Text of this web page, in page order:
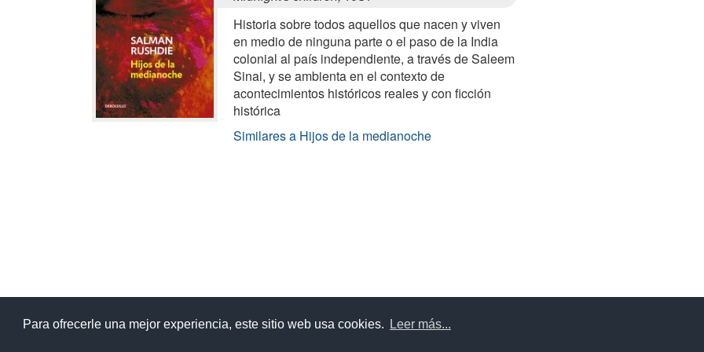
Para ofrecerle una mejor experiencia, este sitio web usa cookies. Leer más...
Historia sobre todos aquellos que nacen y viven
en medio de ninguna parte o el paso de la India
colonial al país independiente, a través de Saleem
Sinai, y se ambienta en el contexto de
acontecimientos históricos reales y con ficción
histórica
Similares a Hijos de la medianoche
Ayuda Aviso legal